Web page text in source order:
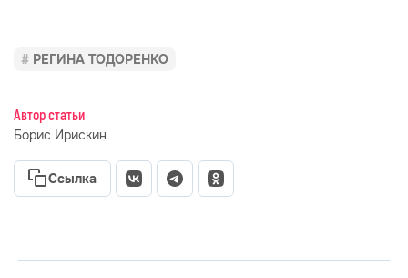
РЕГИНА ТОДОРЕНКО
Автор статьи
Борис Ирискин
Ссылка